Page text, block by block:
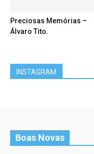
Preciosas Memórias –
Álvaro Tito.
INSTAGRAM
Boas Novas